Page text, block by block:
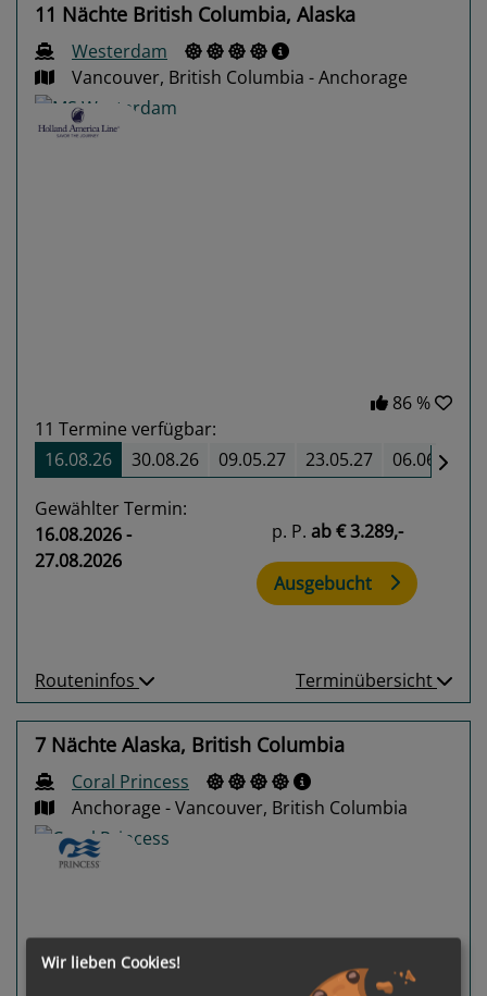
11 Nächte British Columbia, Alaska
Westerdam
Vancouver, British Columbia - Anchorage
86 %
11 Termine verfügbar:
16.08.26
30.08.26 09.05.27 23.05.27 06.06.27
Gewählter Termin:
16.08.2026 -
27.08.2026
p. P. ab€ 3.289,-
Ausgebucht
Routeninfos Terminübersicht
7 Nächte Alaska, British Columbia
Coral Princess
Anchorage - Vancouver, British Columbia
Wir lieben Cookies!